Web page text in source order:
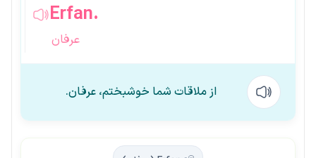
Erfan.
عرفان
از ملاقات شما خوشبختم، عرفان.